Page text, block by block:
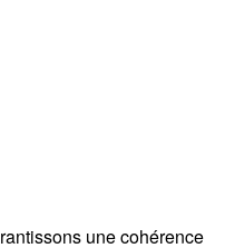
une cohérence